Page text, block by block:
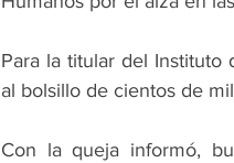
Para la titular del Instituto
al bolsillo de cientos de
Con la queja informó,